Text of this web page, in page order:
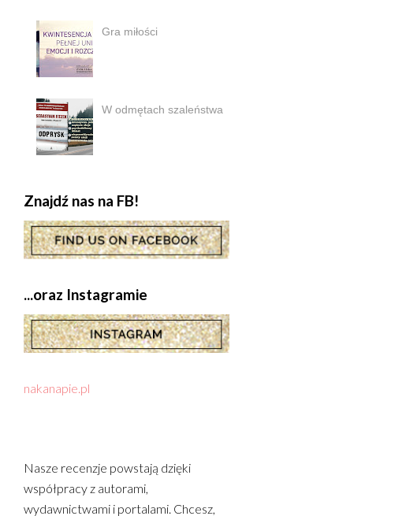
Gra miłości
W odmętach szaleństwa
Znajdź nas na FB!
...oraz Instagramie
nakanapie.pl
Nasze recenzje powstają dzięki
współpracy z autorami,
wydawnictwami i portalami. Chcesz,